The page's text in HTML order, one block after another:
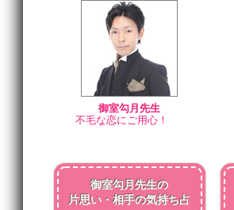
御室勾月先生
不毛な恋にご用心！
御室勾月先生の
片思い・相手の気持ち占